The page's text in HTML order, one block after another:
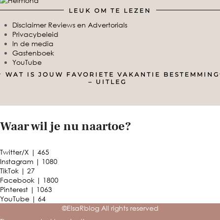
LEUK OM TE LEZEN
Disclaimer Reviews en Advertorials
Privacybeleid
In de media
Gastenboek
YouTube
WAT IS JOUW FAVORIETE VAKANTIE BESTEMMING
– UITLEG
Waar wil je nu naartoe?
Twitter/X | 465
Instagram | 1080
TikTok | 27
Facebook | 1800
Pinterest | 1063
YouTube | 64
©ElsaRblog All rights reserved